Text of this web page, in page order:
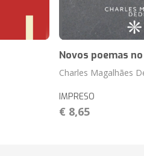
Novos poemas
Charles Magalhães
IMPRESO
€ 8,65